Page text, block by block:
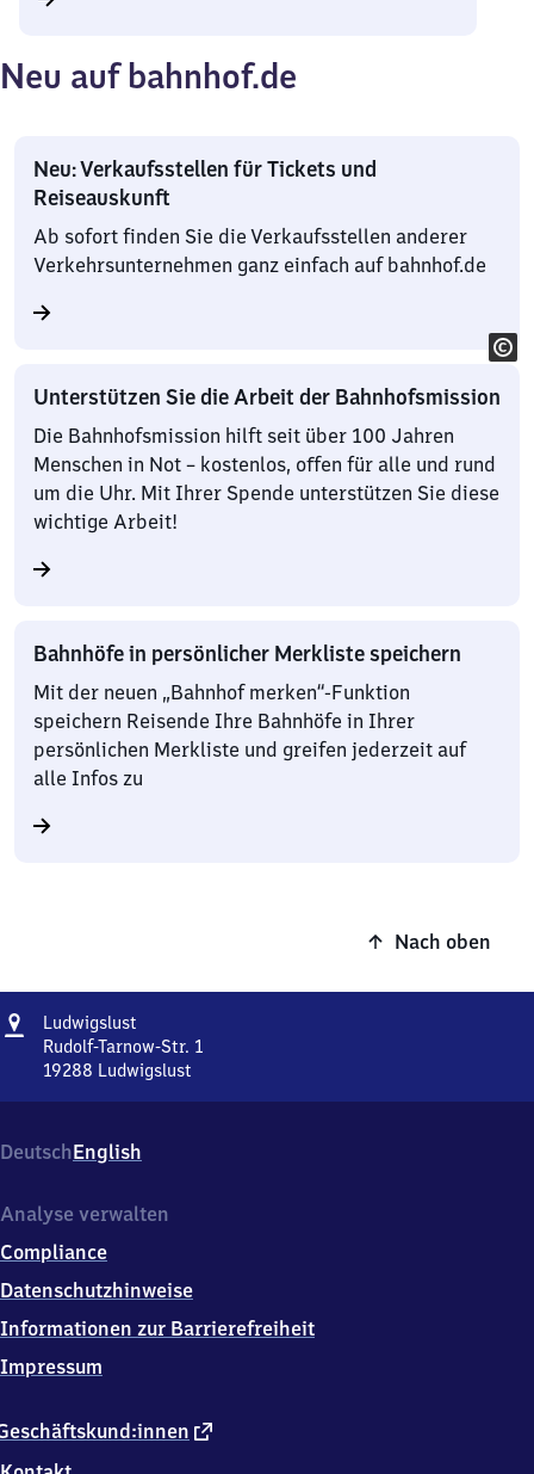
Neu auf bahnhof.de
Neu: Verkaufsstellen für Tickets und
Reiseauskunft
Ab sofort finden Sie die Verkaufsstellen anderer
Verkehrsunternehmen ganz einfach auf bahnhof.de
Unterstützen Sie die Arbeit der Bahnhofsmission
Die Bahnhofsmission hilft seit über 100 Jahren
Menschen in Not – kostenlos, offen für alle und rund
um die Uhr. Mit Ihrer Spende unterstützen Sie diese
wichtige Arbeit!
Bahnhöfe in persönlicher Merkliste speichern
Mit der neuen „Bahnhof merken“-Funktion
speichern Reisende Ihre Bahnhöfe in Ihrer
persönlichen Merkliste und greifen jederzeit auf
alle Infos zu
Nach oben
Adresse
Ludwigslust
Rudolf-Tarnow-Str. 1
19288 Ludwigslust
Tarnow-
Str.
1
2
8
Ludwigslust
DeutschEnglish
externer
Analyse verwalten
Compliance
Datenschutzhinweise
Informationen zur Barrierefreiheit
Impressum